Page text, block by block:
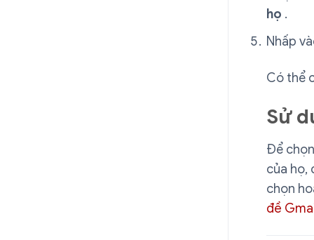
họ .
Nhấp
Có thể
Sử
Để
của họ,
chọn
đề